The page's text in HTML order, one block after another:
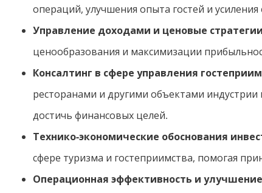
операций, улучшения опыта гостей и усиления
Управление доходами и ценовые
ценообразования и максимизации
Консалтинг в сфере управления
ресторанами и другими объектами
достичь финансовых целей.
Технико-экономические обоснования
сфере туризма и гостеприимства, помогая
Операционная эффективность и